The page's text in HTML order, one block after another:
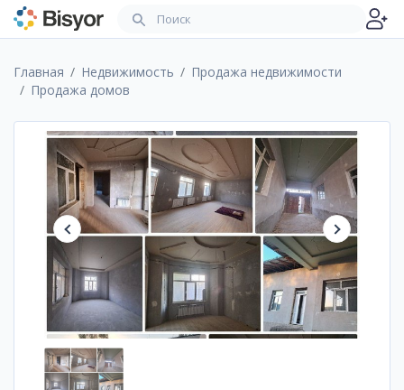
Главная Недвижимость
Продажа недвижимости
Продажа домов